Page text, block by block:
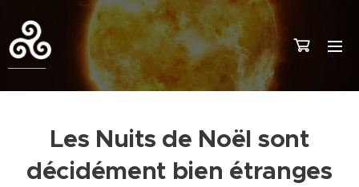
Les Nuits de Noël sont
décidément bien étranges